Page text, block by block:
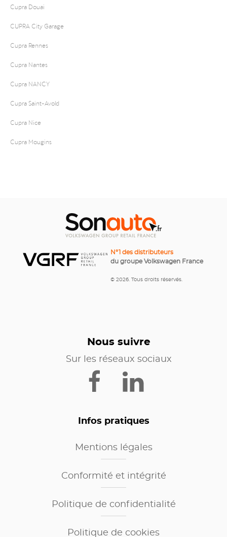
Cupra Douai
CUPRA City Garage
Cupra Rennes
Cupra Nantes
Cupra NANCY
Cupra Saint-Avold
Cupra Nice
Cupra Mougins
N°1 des distributeurs
du groupe Volkswagen France
© 2026. Tous droits réservés.
Nous suivre
Sur les réseaux sociaux
Infos pratiques
Mentions légales
Conformité et intégrité
Politique de confidentialité
Politique de cookies